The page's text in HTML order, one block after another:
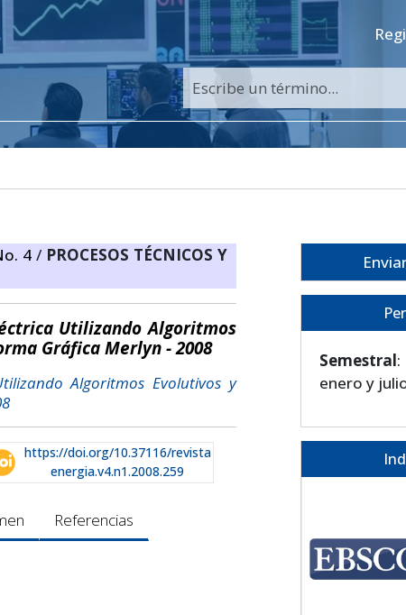
4 / PROCESOS TÉCNICOS Y
Utilizando Algoritmos
Gráfica Merlyn - 2008
Algoritmos Evolutivos y
https://doi.org/10.37116/revista
energia.v4.n1.2008.259
Referencias
Semestral:
enero y